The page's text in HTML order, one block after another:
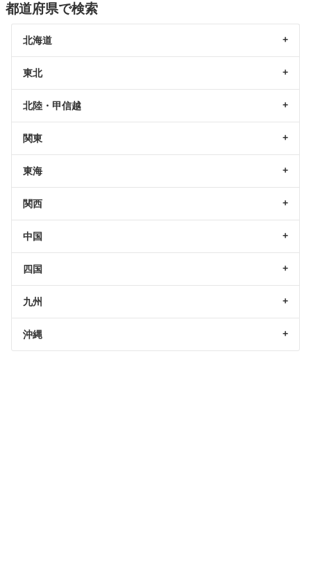
都道府県で検索
北海道
東北
北陸・甲信越
関東
東海
関西
中国
四国
九州
沖縄